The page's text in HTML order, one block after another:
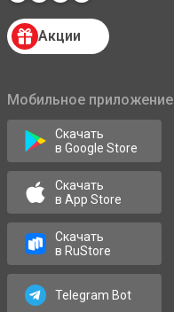
Акции
Мобильное приложение
Скачать
в Google Store
Скачать
в App Store
Скачать
в RuStore
Telegram Bot